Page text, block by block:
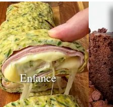
Enfance